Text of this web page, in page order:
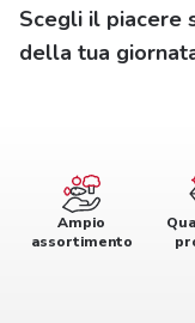
Scegli il piacere
della tua
Ampio
assortimento